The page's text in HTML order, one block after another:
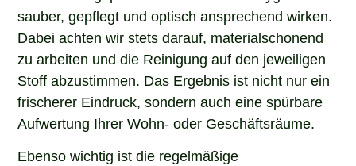
sauber, gepflegt und optisch ansprechend wirken.
Dabei achten wir stets darauf, materialschonend
zu arbeiten und die Reinigung auf den jeweiligen
Stoff abzustimmen. Das Ergebnis ist nicht nur ein
frischerer Eindruck, sondern auch eine spürbare
Aufwertung Ihrer Wohn- oder Geschäftsräume.
Ebenso wichtig ist die regelmäßige